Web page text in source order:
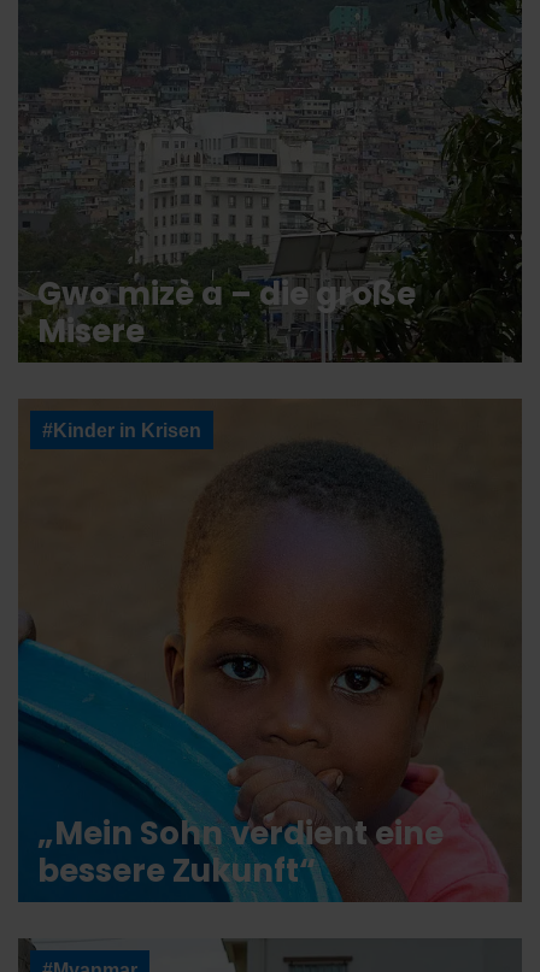
Gwo mizè a – die große
Misere
#Kinder in Krisen
„Mein Sohn verdient eine
bessere Zukunft“